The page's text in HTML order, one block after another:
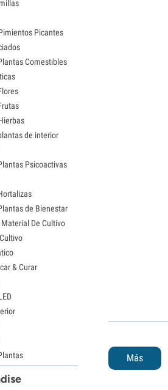
Más
Picantes
Comestibles
de interior
Psicoactivas
de Bienestar
De Cultivo
& Curar